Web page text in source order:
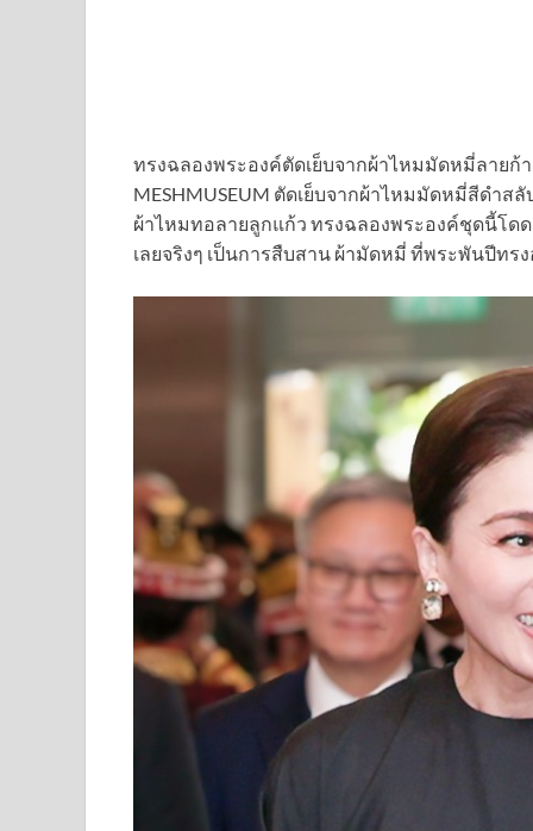
ทรงฉลองพระองค์ตัดเย็บจากผ้าไหมมัดหมี่ลายก้
MESHMUSEUM ตัดเย็บจากผ้าไหมมัดหมี่สีดำ
ผ้าไหมทอลายลูกแก้ว ทรงฉลองพระองค์ชุดนี้โด
เลยจริงๆ เป็นการสืบสาน ผ้ามัดหมี่ ที่พระพันปีท